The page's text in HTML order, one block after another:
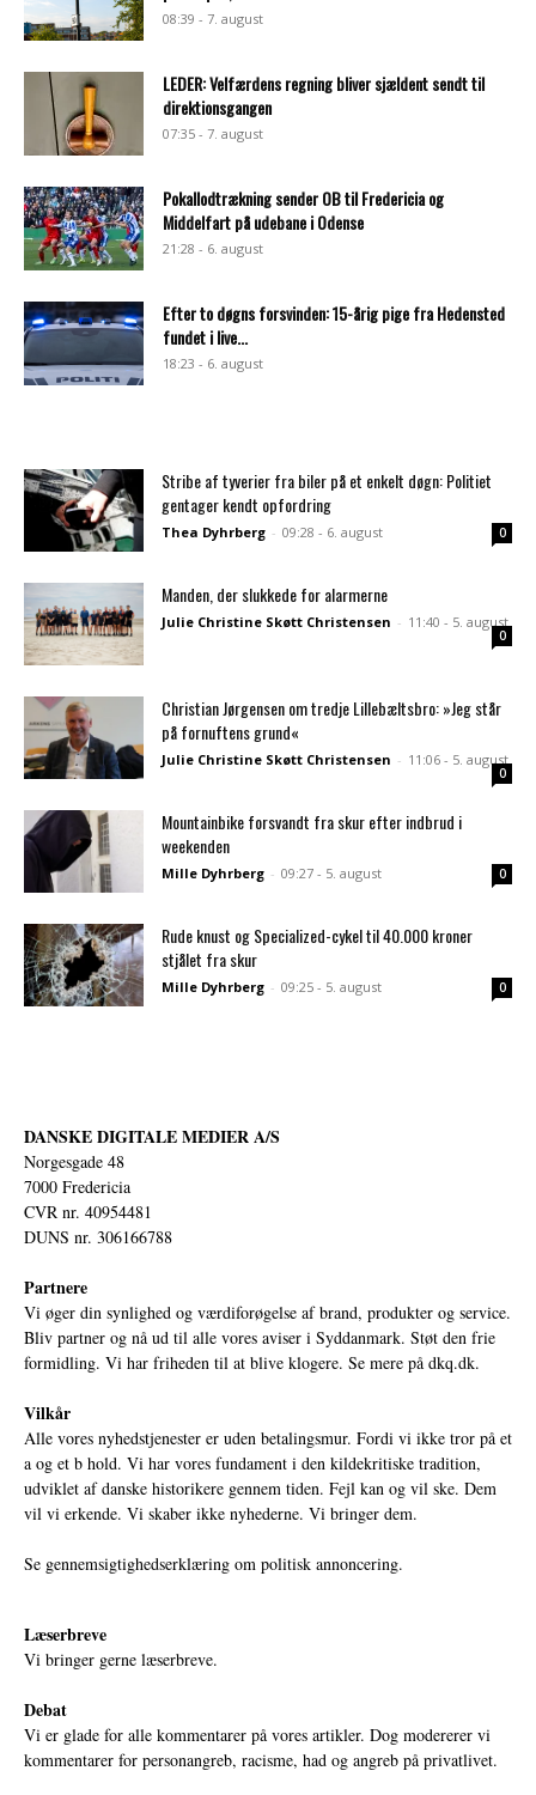
08:39 - 7. august
LEDER: Velfærdens regning bliver sjældent sendt til
direktionsgangen
07:35 - 7. august
Pokallodtrækning sender OB til Fredericia og
Middelfart på udebane i Odense
21:28 - 6. august
Efter to døgns forsvinden: 15-årig pige fra Hedensted
fundet i live...
18:23 - 6. august
Stribe af tyverier fra biler på et enkelt døgn: Politiet
gentager kendt opfordring
Thea Dyhrberg - 09:28 - 6. august 0
Manden, der slukkede for alarmerne
Julie Christine Skøtt Christensen - 11:40 - 5. august
0
Christian Jørgensen om tredje Lillebæltsbro: »Jeg står
på fornuftens grund«
Julie Christine Skøtt Christensen - 11:06 - 5. august
0
Mountainbike forsvandt fra skur efter indbrud i
weekenden
Mille Dyhrberg - 09:27 - 5. august 0
Rude knust og Specialized-cykel til 40.000 kroner
stjålet fra skur
Mille Dyhrberg - 09:25 - 5. august 0
DANSKE DIGITALE MEDIER A/S
Norgesgade 48
7000 Fredericia
CVR nr. 40954481
DUNS nr. 306166788
Partnere
Vi øger din synlighed og værdiforøgelse af brand, produkter og service.
Bliv partner og nå ud til alle vores aviser i Syddanmark. Støt den frie
formidling. Vi har friheden til at blive klogere. Se mere på dkq.dk.
Vilkår
Alle vores nyhedstjenester er uden betalingsmur. Fordi vi ikke tror på et
a og et b hold. Vi har vores fundament i den kildekritiske tradition,
udviklet af danske historikere gennem tiden. Fejl kan og vil ske. Dem
vil vi erkende. Vi skaber ikke nyhederne. Vi bringer dem.
Se gennemsigtighedserklæring om politisk annoncering.
Læserbreve
Vi bringer gerne læserbreve.
Debat
Vi er glade for alle kommentarer på vores artikler. Dog modererer vi
kommentarer for personangreb, racisme, had og angreb på privatlivet.